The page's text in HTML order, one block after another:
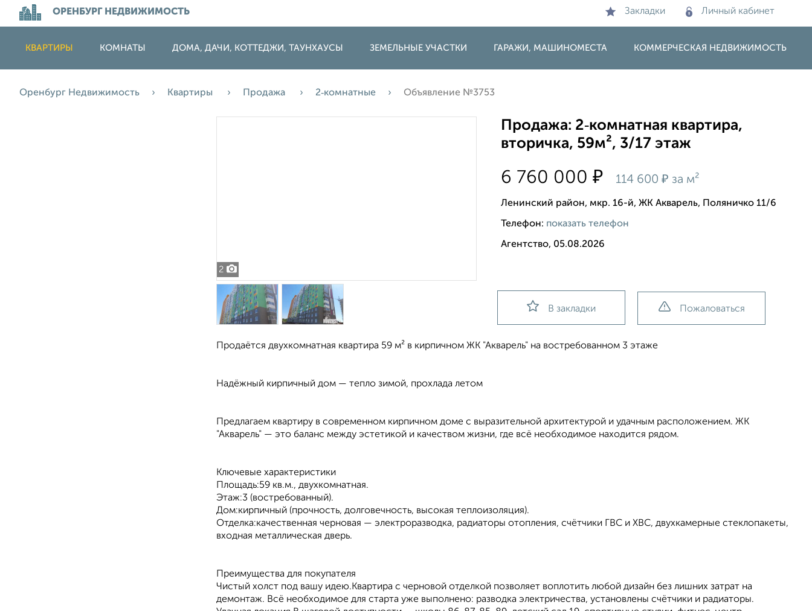
ОРЕНБУРГ НЕДВИЖИМОСТЬ Закладки Личный кабинет
КВАРТИРЫ КОМНАТЫ ДОМА, ДАЧИ, КОТТЕДЖИ, ТАУНХАУСЫ ЗЕМЕЛЬНЫЕ УЧАСТКИ ГАРАЖИ, МАШИНОМЕСТА КОММЕРЧЕСКАЯ НЕДВИЖИМОСТЬ
Оренбург Недвижимость Квартиры Продажа 2‑комнатные Объявление №3753
2
Продажа: 2‑комнатная квартира,
вторичка, 59м², 3/17 этаж
6 760 000₽ 114 600₽ за м²
Ленинский район, мкр. 16-й, ЖК Акварель, Поляничко 11/6
Телефон: показать телефон
Агентство, 05.08.2026
В закладки Пожаловаться
Продаётся двухкомнатная квартира 59 м² в кирпичном ЖК "Акварель" на востребованном 3 этаже
Надёжный кирпичный дом — тепло зимой, прохлада летом
Предлагаем квартиру в современном кирпичном доме с выразительной архитектурой и удачным расположением. ЖК
"Акварель" — это баланс между эстетикой и качеством жизни, где всё необходимое находится рядом.
Ключевые характеристики
Площадь:59 кв.м., двухкомнатная.
Этаж:3 (востребованный).
Дом:кирпичный (прочность, долговечность, высокая теплоизоляция).
Отделка:качественная черновая — электроразводка, радиаторы отопления, счётчики ГВС и ХВС, двухкамерные стеклопакеты,
входная металлическая дверь.
Преимущества для покупателя
Чистый холст под вашу идею.Квартира с черновой отделкой позволяет воплотить любой дизайн без лишних затрат на
демонтаж. Всё необходимое для старта уже выполнено: разводка электричества, установлены счётчики и радиаторы.